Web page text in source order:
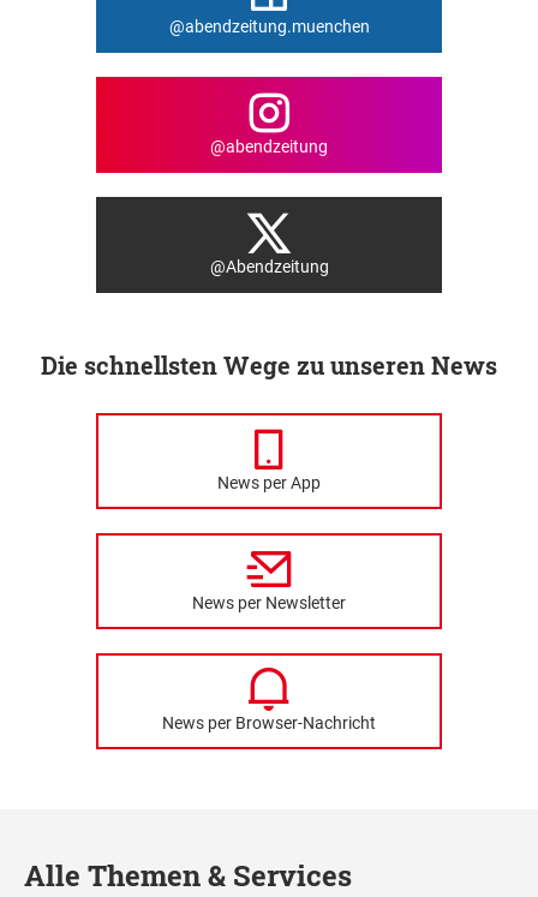
@abendzeitung.muenchen
@abendzeitung
@Abendzeitung
Die schnellsten Wege zu unseren News
News per App
News per Newsletter
News per Browser-Nachricht
Alle Themen & Services